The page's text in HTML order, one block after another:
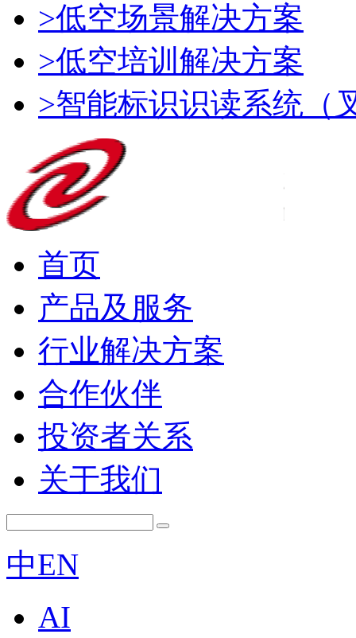
>低空场景解决方案
>低空培训解决方案
>智能标识识读系统（
首页
产品及服务
行业解决方案
合作伙伴
投资者关系
关于我们
中EN
AI